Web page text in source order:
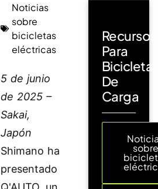
Noticias
sobre
bicicletas
eléctricas
5 de junio
de 2025 –
Sakai,
Japón
Shimano ha
presentado
Recursos
Para
De
Carga
sobre